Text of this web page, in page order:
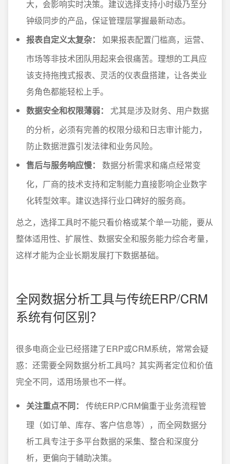
大，会影响实时决策。建议选择支持小时级乃至分
钟级同步的产品，保证管理层掌握最新动态。
报表自定义太复杂：
如果报表配置门槛高，运营、
市场等非技术团队用起来会很痛苦。理想的工具应
该支持拖拽式报表、灵活的仪表盘搭建，让各类业
务角色都能轻松上手。
数据安全和权限薄弱：
尤其是涉及财务、用户数据
的分析，必须有完善的权限分级和日志审计能力，
防止数据泄露引发法律和业务风险。
售后与服务响应慢：
数据分析需求和痛点经常变
化，厂商的技术支持和定制能力直接影响企业数字
化转型效率。建议选择行业口碑好的服务商。
总之，选择工具时不能只看价格或某个单一功能，要从
整体适用性、扩展性、数据安全和服务能力综合考量，
这样才能为企业长期发展打下数据基础。
全网数据分析工具与传统ERP/CRM
系统有何区别？
很多电商企业已经搭建了ERP或CRM系统，常常会疑
惑：还需要全网数据分析工具吗？其实两者定位和价值
完全不同，适用场景也不一样。
关注重点不同：
传统ERP/CRM偏重于业务流程管
理（如订单、库存、客户信息等），而全网数据分
析工具专注于多平台数据的采集、整合和深度分
析，更偏向于辅助决策。